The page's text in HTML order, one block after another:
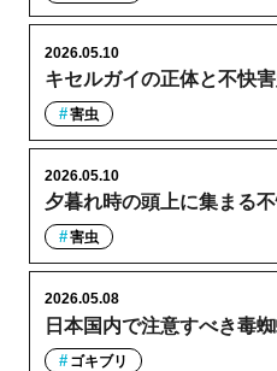
キセルガイの正体と不快
2026.05.10
害虫
夕暮れ時の頭上に集まる
2026.05.10
害虫
日本国内で注意すべき毒
2026.05.08
ゴキブリ